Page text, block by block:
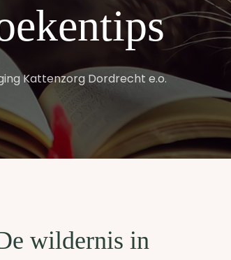
Kattenzorg Dordrecht e.o.
wildernis in